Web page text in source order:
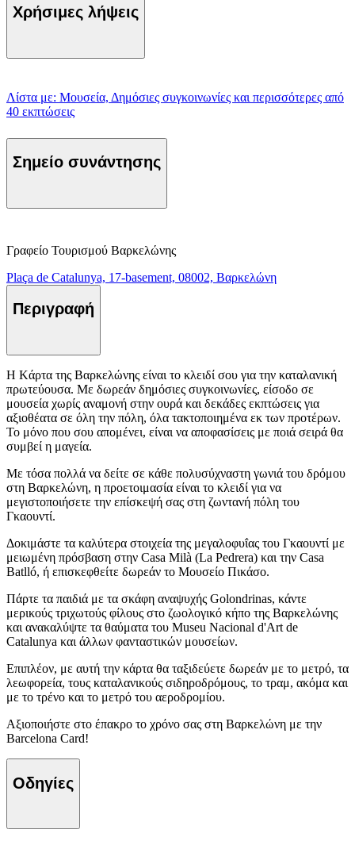
Χρήσιμες λήψεις
Λίστα με: Μουσεία, Δημόσιες συγκοινωνίες και περισσότερες από
40 εκπτώσεις
Σημείο συνάντησης
Γραφείο Τουρισμού Βαρκελώνης
Plaça de Catalunya, 17-basement, 08002, Βαρκελώνη
Περιγραφή
Η Kάρτα της Βαρκελώνης είναι το κλειδί σου για την καταλανική
πρωτεύουσα. Με δωρεάν δημόσιες συγκοινωνίες, είσοδο σε
μουσεία χωρίς αναμονή στην ουρά και δεκάδες εκπτώσεις για
αξιοθέατα σε όλη την πόλη, όλα τακτοποιημένα εκ των προτέρων.
Το μόνο που σου απομένει, είναι να αποφασίσεις με ποιά σειρά θα
συμβεί η μαγεία.
Με τόσα πολλά να δείτε σε κάθε πολυσύχναστη γωνιά του δρόμου
στη Βαρκελώνη, η προετοιμασία είναι το κλειδί για να
μεγιστοποιήσετε την επίσκεψή σας στη ζωντανή πόλη του
Γκαουντί.
Δοκιμάστε τα καλύτερα στοιχεία της μεγαλοφυΐας του Γκαουντί με
μειωμένη πρόσβαση στην Casa Milà (La Pedrera) και την Casa
Batlló, ή επισκεφθείτε δωρεάν το Μουσείο Πικάσο.
Πάρτε τα παιδιά με τα σκάφη αναψυχής Golondrinas, κάντε
μερικούς τριχωτούς φίλους στο ζωολογικό κήπο της Βαρκελώνης
και ανακαλύψτε τα θαύματα του Museu Nacional d'Art de
Catalunya και άλλων φανταστικών μουσείων.
Επιπλέον, με αυτή την κάρτα θα ταξιδεύετε δωρεάν με το μετρό, τα
λεωφορεία, τους καταλανικούς σιδηροδρόμους, το τραμ, ακόμα και
με το τρένο και το μετρό του αεροδρομίου.
Αξιοποιήστε στο έπακρο το χρόνο σας στη Βαρκελώνη με την
Barcelona Card!
Οδηγίες